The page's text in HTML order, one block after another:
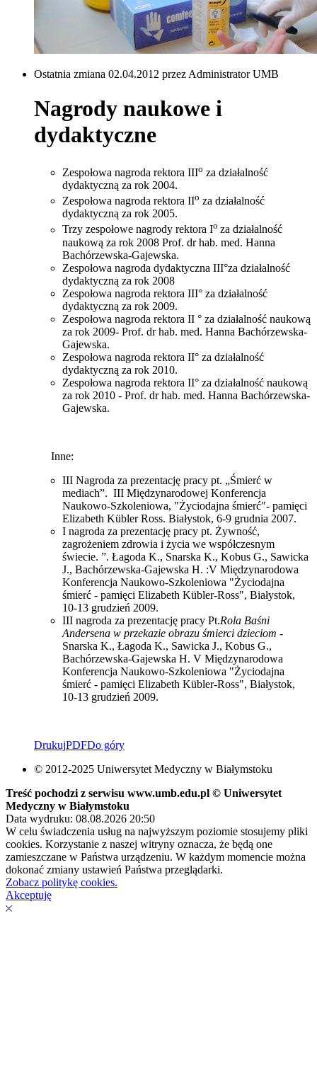
Ostatnia zmiana 02.04.2012 przez Administrator UMB
Nagrody naukowe i
dydaktyczne
Zespołowa nagroda rektora IIIo za działalność
dydaktyczną za rok 2004.
Zespołowa nagroda rektora IIo za działalność
dydaktyczną za rok 2005.
Trzy zespołowe nagrody rektora Io za działalność
naukową za rok 2008 Prof. dr hab. med. Hanna
Bachórzewska-Gajewska.
Zespołowa nagroda dydaktyczna III°za działalność
dydaktyczną za rok 2008
Zespołowa nagroda rektora III° za działalność
dydaktyczną za rok 2009.
Zespołowa nagroda rektora II ° za działalność naukową
za rok 2009- Prof. dr hab. med. Hanna Bachórzewska-
Gajewska.
Zespołowa nagroda rektora II° za działalność
dydaktyczną za rok 2010.
Zespołowa nagroda rektora II° za działalność naukową
za rok 2010 - Prof. dr hab. med. Hanna Bachórzewska-
Gajewska.
Inne:
III Nagroda za prezentację pracy pt. „Śmierć w
mediach”. III Międzynarodowej Konferencja
Naukowo-Szkoleniowa, "Życiodajna śmierć"- pamięci
Elizabeth Kübler Ross. Białystok, 6-9 grudnia 2007.
I nagroda za prezentację pracy pt. Żywność,
zagrożeniem zdrowia i życia we współczesnym
świecie. ”. Łagoda K., Snarska K., Kobus G., Sawicka
J., Bachórzewska-Gajewska H. :V Międzynarodowa
Konferencja Naukowo-Szkoleniowa "Życiodajna
śmierć - pamięci Elizabeth Kübler-Ross", Białystok,
10-13 grudzień 2009.
III nagroda za prezentację pracy Pt.Rola Baśni
Andersena w przekazie obrazu śmierci dzieciom -
Snarska K., Łagoda K., Sawicka J., Kobus G.,
Bachórzewska-Gajewska H. V Międzynarodowa
Konferencja Naukowo-Szkoleniowa "Życiodajna
śmierć - pamięci Elizabeth Kübler-Ross", Białystok,
10-13 grudzień 2009.
DrukujPDFDo góry
© 2012-2025 Uniwersytet Medyczny w Białymstoku
Treść pochodzi z serwisu www.umb.edu.pl © Uniwersytet
Medyczny w Białymstoku
Data wydruku: 08.08.2026 20:50
W celu świadczenia usług na najwyższym poziomie stosujemy pliki
cookies. Korzystanie z naszej witryny oznacza, że będą one
zamieszczane w Państwa urządzeniu. W każdym momencie można
dokonać zmiany ustawień Państwa przeglądarki.
Zobacz politykę cookies.
Akceptuję